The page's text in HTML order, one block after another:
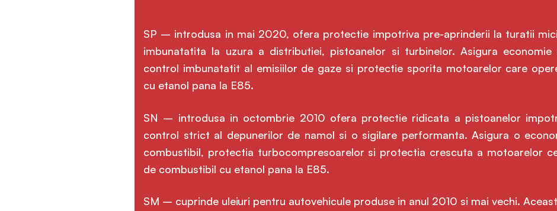
SP – introdusa in mai 2020, ofera protectie impotriva pre-aprinderii la turatii
imbunatatita la uzura a distributiei, pistoanelor si turbinelor. Asigura
control imbunatatit al emisiilor de gaze si protectie sporita motoarelor care
cu etanol pana la E85.
SN – introdusa in octombrie 2010 ofera protectie ridicata a pistoanelor
control strict al depunerilor de namol si o sigilare performanta. Asigura o
combustibil, protectia turbocompresoarelor si protectia crescuta a motoarelor
de combustibil cu etanol pana la E85.
SM – cuprinde uleiuri pentru autovehicule produse in anul 2010 si mai vechi.